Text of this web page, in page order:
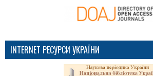
INTERNET РЕСУРСИ УКРАЇНИ